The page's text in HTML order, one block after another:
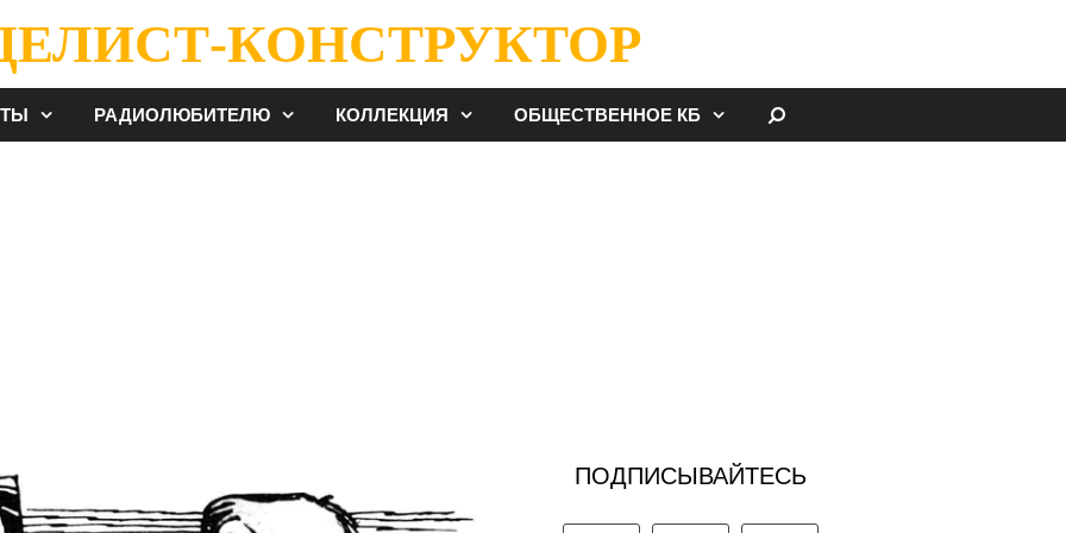
КОНСТРУКТОР
РАДИОЛЮБИТЕЛЮ КОЛЛЕКЦИЯ ОБЩЕСТВЕННОЕ КБ
ПОДПИСЫВАЙТЕСЬ